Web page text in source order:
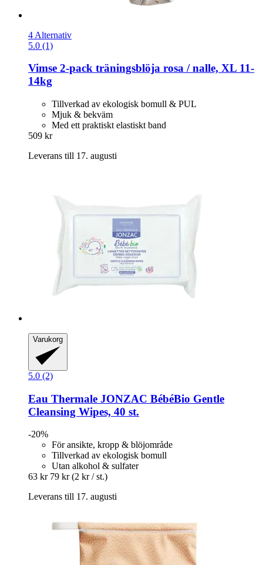
4 Alternativ
5.0 (1)
Vimse 2-​pack träningsblöja rosa / nalle, XL 11-​
14kg
Tillverkad av ekologisk bomull & PUL
Mjuk & bekväm
Med ett praktiskt elastiskt band
509 kr
Leverans till 17. augusti
Varukorg
5.0 (2)
Eau Thermale JONZAC BébéBio Gentle
Cleansing Wipes, 40 st.
-20%
För ansikte, kropp & blöjområde
Tillverkad av ekologisk bomull
Utan alkohol & sulfater
63 kr 79 kr (2 kr / st.)
Leverans till 17. augusti